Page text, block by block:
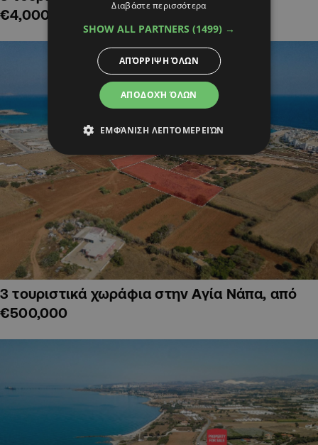
€4,000,000
3 τουριστικά χωράφια στην Αγία Νάπα, από
€500,000
Διαβάστε περισσότερα
SHOW ALL PARTNERS (1499) →
ΑΠΟΔΟΧΉ ΌΛΩΝ
ΑΠΌΡΡΙΨΗ ΌΛΩΝ
ΕΜΦΆΝΙΣΗ ΛΕΠΤΟΜΕΡΕΙΏΝ